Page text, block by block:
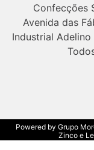
Confecções
Avenida das
Industrial
Powered by Grupo
Zinco e